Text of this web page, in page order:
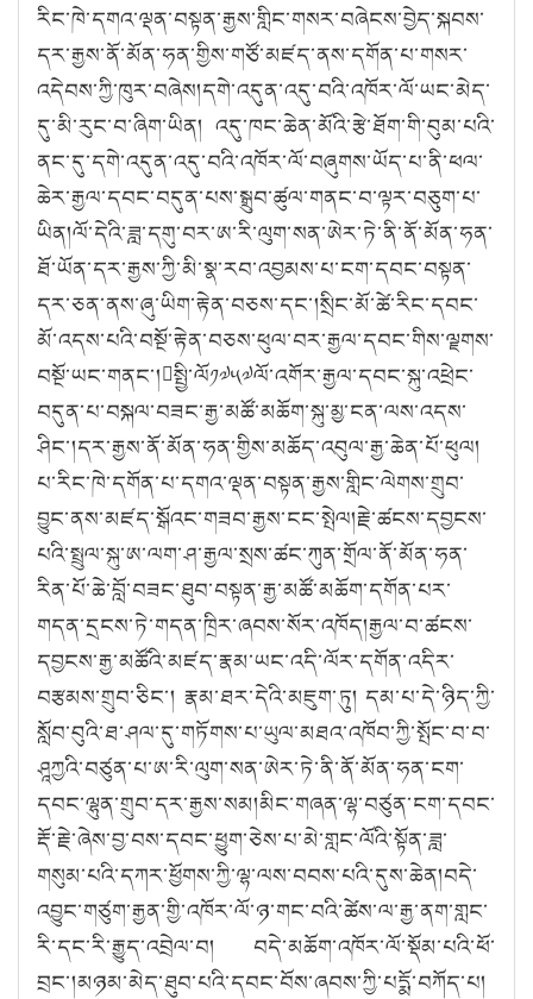
རིང་ཁེ་དགའ་ལྡན་བསྟན་རྒྱས་གླིང་གསར་བཞེངས་བྱེད་སྐབས་
དར་རྒྱས་ནོ་མོན་ཧན་གྱིས་གཙོ་མཛད་ནས་དགོན་པ་གསར་
འདེབས་ཀྱི་ཁུར་བཞེས།དགེ་འདུན་འདུ་བའི་འཁོར་ལོ་ཡང་མེད་
དུ་མི་རུང་བ་ཞིག་ཡིན། འདུ་ཁང་ཆེན་མོའི་རྩེ་ཐོག་གི་བུམ་པའི་
ནང་དུ་དགེ་འདུན་འདུ་བའི་འཁོར་ལོ་བཞུགས་ཡོད་པ་ནི་ཕལ་
ཆེར་རྒྱལ་དབང་བདུན་པས་སྒྲུབ་ཚུལ་གནང་བ་ལྟར་བཅུག་པ་
ཡིན།ལོ་དེའི་ཟླ་དགུ་བར་ཨ་རི་ལུག་སན་ཨེར་ཏེ་ནི་ནོ་མོན་ཧན་
ཐོ་ཡོན་དར་རྒྱས་ཀྱི་མི་སྣ་རབ་འབྱམས་པ་ངག་དབང་བསྟན་
དར་ཅན་ནས་ཞུ་ཡིག་རྟེན་བཅས་དང་།སྲིང་མོ་ཚེ་རིང་དབང་
མོ་འདས་པའི་བསྔོ་རྟེན་བཅས་ཕུལ་བར་རྒྱལ་དབང་གིས་ལྗགས་
བསྔོ་ཡང་གནང་།སྤྱི་ལོ༡༧༥༧ལོ་འགོར་རྒྱལ་དབང་སྐུ་འཕྲེང་
བདུན་པ་བསྐལ་བཟང་རྒྱ་མཚོ་མཆོག་སྐུ་མྱ་ངན་ལས་འདས་
ཤིང་།དར་རྒྱས་ནོ་མོན་ཧན་གྱིས་མཆོད་འབུལ་རྒྱ་ཆེན་པོ་ཕུལ།
པ་རིང་ཁེ་དགོན་པ་དགའ་ལྡན་བསྟན་རྒྱས་གླིང་ལེགས་གྲུབ་
བྱུང་ནས་མཛད་སྒོའང་གཟབ་རྒྱས་ངང་སྤེལ།རྗེ་ཚངས་དབྱངས་
པའི་སྤྲུལ་སྐུ་ཨ་ལག་ཤ་རྒྱལ་སྲས་ཚང་ཀུན་གྲོལ་ནོ་མོན་ཧན་
རིན་པོ་ཆེ་བློ་བཟང་ཐུབ་བསྟན་རྒྱ་མཚོ་མཆོག་དགོན་པར་
གདན་དྲངས་ཏེ་གདན་ཁྲིར་ཞབས་སོར་འཁོད།རྒྱལ་བ་ཚངས་
དབྱངས་རྒྱ་མཚོའི་མཛད་རྣམ་ཡང་འདི་ལོར་དགོན་འདིར་
བརྩམས་གྲུབ་ཅིང་། རྣམ་ཐར་དེའི་མཇུག་ཏུ། དམ་པ་དེ་ཉིད་ཀྱི་
སློབ་བུའི་ཐ་ཤལ་དུ་གཏོགས་པ་ཡུལ་མཐའ་འཁོབ་ཀྱི་སྤོང་བ་བ་
ཤཱཀྱའི་བཙུན་པ་ཨ་རི་ལུག་སན་ཨེར་ཏེ་ནི་ནོ་མོན་ཧན་ངག་
དབང་ལྷུན་གྲུབ་དར་རྒྱས་སམ།མིང་གཞན་ལྷ་བཙུན་ངག་དབང་
རྡོ་རྗེ་ཞེས་བྱ་བས་དབང་ཕྱུག་ཅེས་པ་མེ་གླང་ལོའི་སྟོན་ཟླ་
གསུམ་པའི་དཀར་ཕྱོགས་ཀྱི་ལྷ་ལས་བབས་པའི་དུས་ཆེན།བདེ་
འབྱུང་གཙུག་རྒྱན་གྱི་འཁོར་ལོ་ཉ་གང་བའི་ཚེས་ལ་རྒྱ་ནག་གླང་
རི་དང་རི་རྒྱུད་འབྲེལ་བ། བདེ་མཆོག་འཁོར་ལོ་སྡོམ་པའི་ཕོ་
བྲང་།མཉམ་མེད་ཐུབ་པའི་དབང་བོས་ཞབས་ཀྱི་པདྨོ་བཀོད་པ།